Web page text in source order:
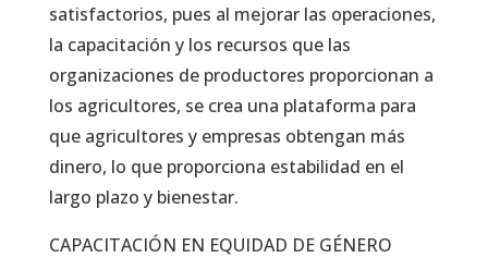
satisfactorios, pues al mejorar las operaciones,
la capacitación y los recursos que las
organizaciones de productores proporcionan a
los agricultores, se crea una plataforma para
que agricultores y empresas obtengan más
dinero, lo que proporciona estabilidad en el
largo plazo y bienestar.
CAPACITACIÓN EN EQUIDAD DE GÉNERO